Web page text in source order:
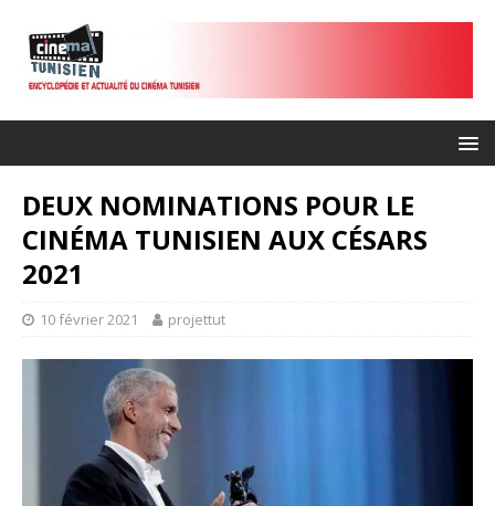
DEUX NOMINATIONS POUR LE
CINÉMA TUNISIEN AUX CÉSARS
2021
10 février 2021 projettut